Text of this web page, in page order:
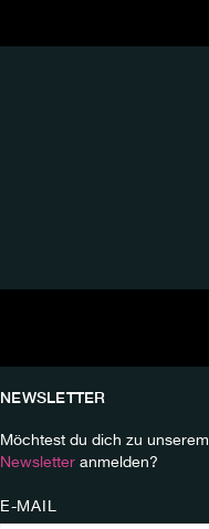
NEWSLETTER
Möchtest du dich zu unserem
Newsletter anmelden?
E-MAIL